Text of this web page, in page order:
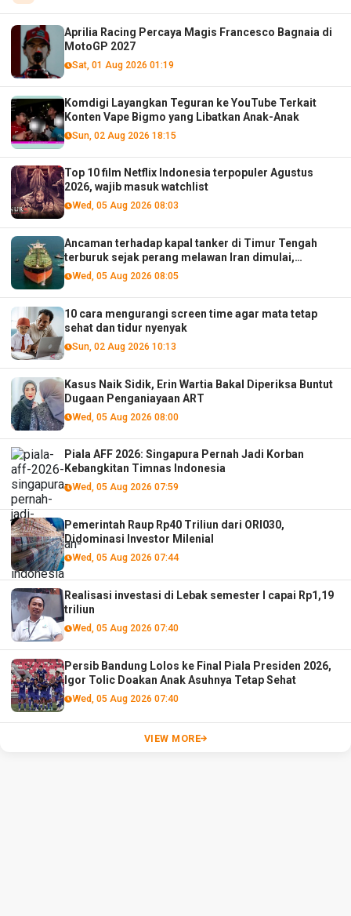
Aprilia Racing Percaya Magis Francesco Bagnaia di
MotoGP 2027
Sat, 01 Aug 2026 01:19
Komdigi Layangkan Teguran ke YouTube Terkait
Konten Vape Bigmo yang Libatkan Anak-Anak
Sun, 02 Aug 2026 18:15
Top 10 film Netflix Indonesia terpopuler Agustus
2026, wajib masuk watchlist
Wed, 05 Aug 2026 08:03
Ancaman terhadap kapal tanker di Timur Tengah
terburuk sejak perang melawan Iran dimulai,
menurut analis
Wed, 05 Aug 2026 08:05
10 cara mengurangi screen time agar mata tetap
sehat dan tidur nyenyak
Sun, 02 Aug 2026 10:13
Kasus Naik Sidik, Erin Wartia Bakal Diperiksa Buntut
Dugaan Penganiayaan ART
Wed, 05 Aug 2026 08:00
Piala AFF 2026: Singapura Pernah Jadi Korban
Kebangkitan Timnas Indonesia
Wed, 05 Aug 2026 07:59
Pemerintah Raup Rp40 Triliun dari ORI030,
Didominasi Investor Milenial
Wed, 05 Aug 2026 07:44
Realisasi investasi di Lebak semester I capai Rp1,19
triliun
Wed, 05 Aug 2026 07:40
Persib Bandung Lolos ke Final Piala Presiden 2026,
Igor Tolic Doakan Anak Asuhnya Tetap Sehat
Wed, 05 Aug 2026 07:40
VIEW MORE